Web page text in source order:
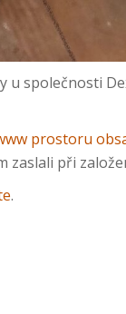
u společnosti
prostoru
zaslali při
.